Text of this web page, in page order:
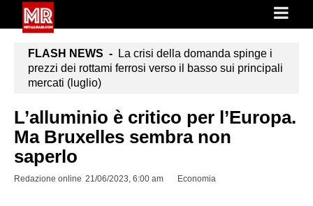
FLASH NEWS - La crisi della domanda spinge i
prezzi dei rottami ferrosi verso il basso sui principali
mercati (luglio)
L’alluminio è critico per l’Europa.
Ma Bruxelles sembra non
saperlo
Redazione online 21/06/2023, 6:00 am Economia